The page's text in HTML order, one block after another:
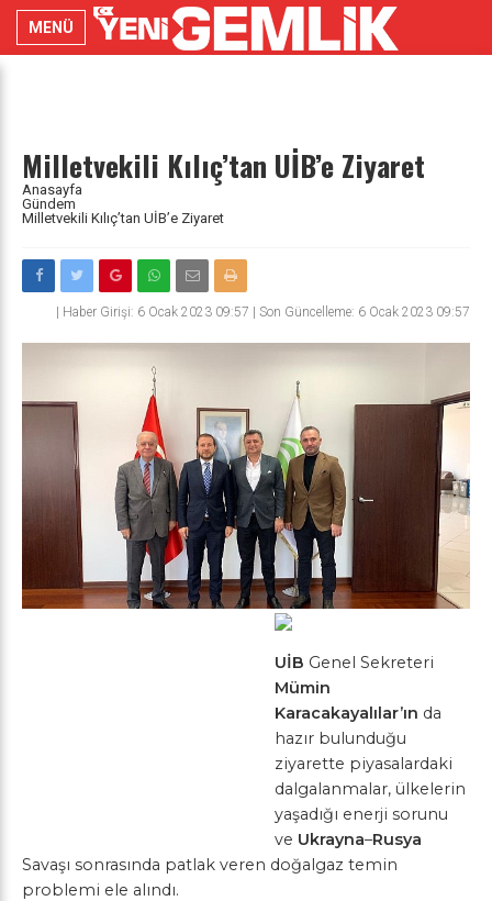
MENÜ
Milletvekili Kılıç’tan UİB’e Ziyaret
Anasayfa
Gündem
Milletvekili Kılıç’tan UİB’e Ziyaret
Haber Girişi: 6 Ocak 2023 09:57 | Son Güncelleme: 6 Ocak 2023 09:57
UİB Genel Sekreteri
Mümin
Karacakayalılar’ın da
hazır bulunduğu
ziyarette piyasalardaki
dalgalanmalar, ülkelerin
yaşadığı enerji sorunu
ve Ukrayna–Rusya
Savaşı sonrasında patlak veren doğalgaz temin
problemi ele alındı.